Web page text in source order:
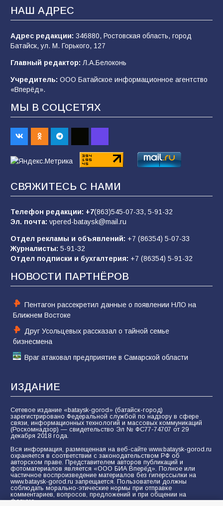
В Батайске продолжаются дорожные работы
101 04.08.2026
Будет ли мобилизация в России в 2026 году
после выборов: в Госдуме дали ответ
99 06.08.2026
В детском саду № 35 дети освоили
строительные профессии в ходе
спортивного праздника
07.08.2026
«Слухами Москву не возьмёшь»: почему
отчаяние, а не разведка
81 02.08.2026
Морской квест в детском саду: как
воспитанники спасали Нептуна
74 01.08.2026
НАШ АДРЕС
Адрес редакции: 346880, Ростовская область, город
Батайск, ул. М. Горького, 127
Главный редактор: Л.А.Белоконь
Учредитель: ООО Батайское информационное агентство
«Вперёд».
МЫ В СОЦСЕТЯХ
СВЯЖИТЕСЬ С НАМИ
Телефон редакции: +7(863)545-07-33, 5-91-32
Эл. почта: vpered-bataysk@mail.ru
Отдел рекламы и объявлений: +7 (86354) 5-07-33
Журналисты: 5-91-32
Отдел подписки и бухгалтерия: +7 (86354) 5-91-32
НОВОСТИ ПАРТНЁРОВ
Пентагон рассекретил данные о появлении НЛО на
Ближнем Востоке
Друг Усольцевых рассказал о тайной семье
бизнесмена
Враг атаковал предприятие в Самарской области
ИЗДАНИЕ
Сетевое издание «bataysk-gorod» (батайск-город)
зарегистрировано Федеральной службой по надзору в сфере
связи, информационных технологий и массовых коммуникаций
(Роскомнадзор) — свидетельство Эл № ФС77-74707 от 29
декабря 2018 года.
Вся информация, размещенная на веб-сайте www.bataysk-gorod.ru
охраняется в соответствии с законодательством РФ об
авторском праве. Представителем авторов публикаций и
фотоматериалов является «ООО БИА Вперёд». Полное или
частичное воспроизведение материалов без гиперссылки на
www.bataysk-gorod.ru запрещается. Пользователи должны
соблюдать морально-этические нормы при отправке
комментариев, вопросов, предложений и при общении на
форуме.